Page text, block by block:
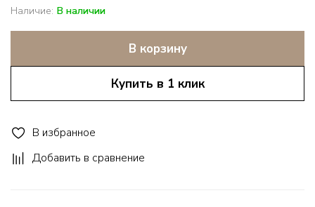
Наличие: В наличии
В корзину
Купить в 1 клик
В избранное
Добавить в сравнение